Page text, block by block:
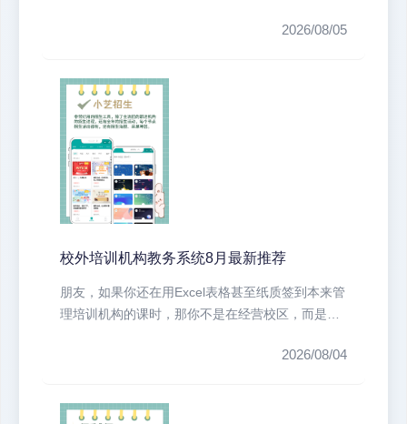
2026/08/05
校外培训机构教务系统8月最新推荐
朋友，如果你还在用Excel表格甚至纸质签到本来管
理培训机构的课时，那你不是在经营校区，而是在
2026/08/04